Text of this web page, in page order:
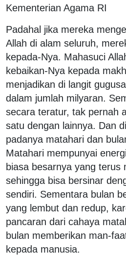
Kementerian Agama RI
Padahal jika mereka
Allah di alam seluruh,
kepada-Nya. Mahasuci
kebaikan-Nya kepada
menjadikan di langit
dalam jumlah milyaran.
secara teratur, tak pernah
satu dengan lainnya. Dan
padanya matahari dan
Matahari mempunyai
biasa besarnya yang terus
sehingga bisa bersinar
sendiri. Sementara bulan
yang lembut dan redup,
pancaran dari cahaya
bulan memberikan man-
kepada manusia.